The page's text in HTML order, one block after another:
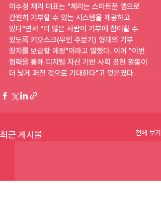
이수정 체리 대표는 "체리는 스마트폰 앱으로
간편히 기부할 수 있는 시스템을 제공하고
있다"면서 "더 많은 사람이 기부에 참여할 수
있도록 키오스크(무인 주문기) 형태의 기부
장치를 보급할 예정"이라고 말했다. 이어 "이번
협력을 통해 디지털 자산 기반 사회 공헌 활동이
더 넓게 퍼질 것으로 기대한다"고 덧붙였다.
최근 게시물 전체 보기